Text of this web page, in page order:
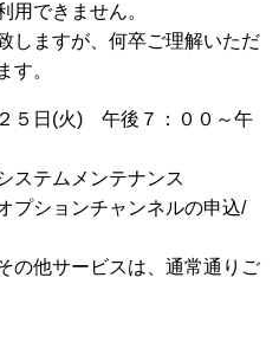
用できません。
しますが、何卒ご理解いただ
す。
日(火) 午後７：００～午
テムメンテナンス
ションチャンネルの申込/
他サービスは、通常通りご